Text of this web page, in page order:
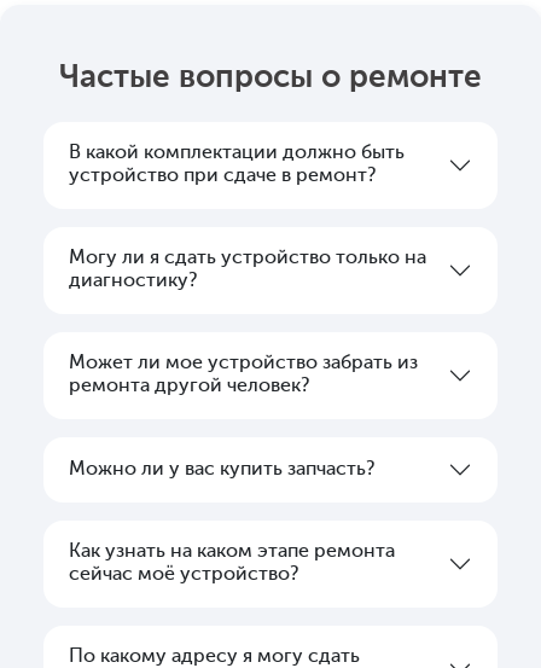
Частые вопросы о ремонте
В какой комплектации должно быть
устройство при сдаче в ремонт?
Могу ли я сдать устройство только на
диагностику?
Может ли мое устройство забрать из
ремонта другой человек?
Можно ли у вас купить запчасть?
Как узнать на каком этапе ремонта
сейчас моё устройство?
По какому адресу я могу сдать